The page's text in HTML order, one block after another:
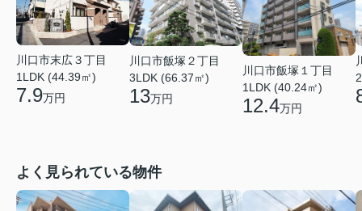
川口市末広３丁目
1LDK (44.39㎡)
7.9万円
川口市飯塚２丁目
3LDK (66.37㎡)
13万円
川口市飯塚１丁目
1LDK (40.24㎡)
12.4万円
よく見られている物件